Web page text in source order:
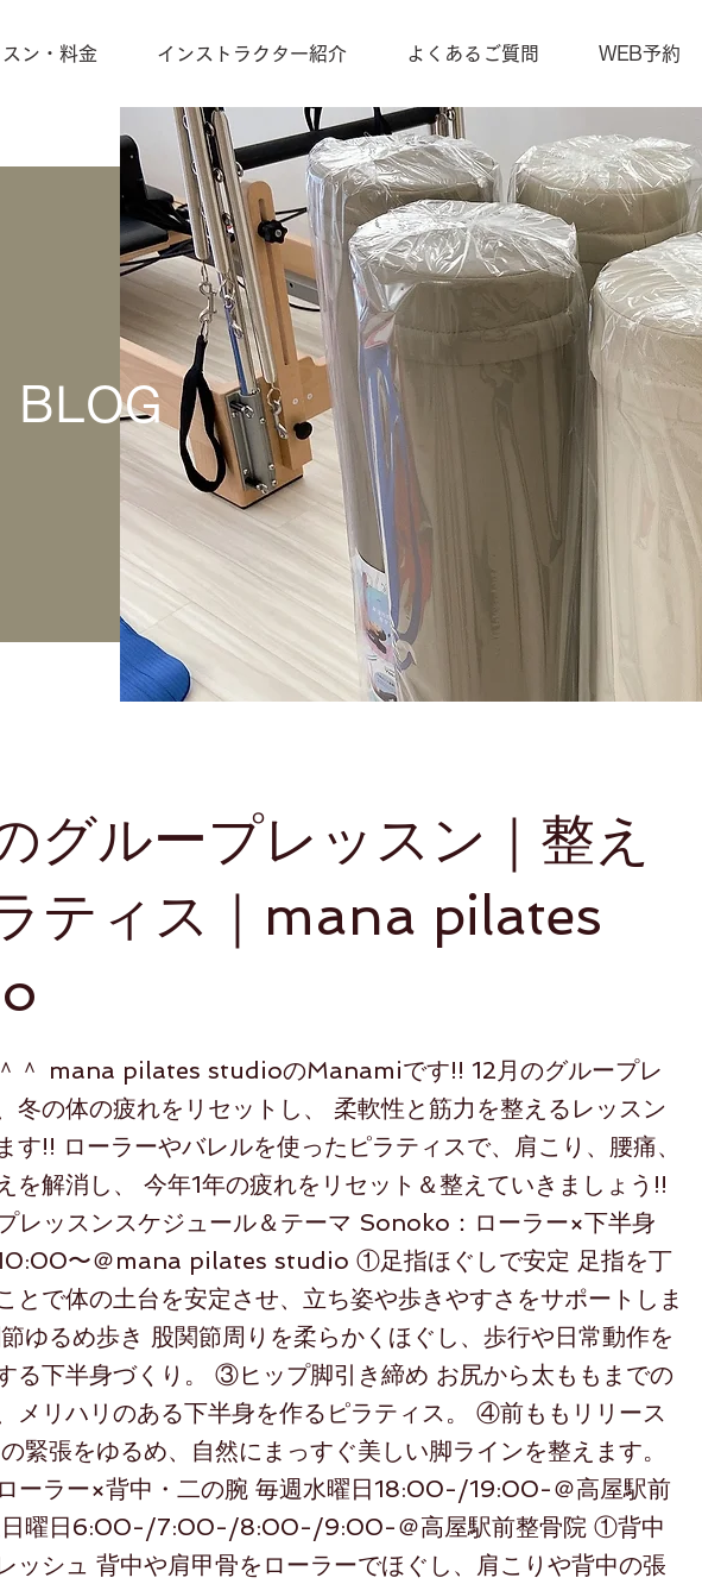
スン・料金 インストラクター紹介 よくあるご質問 WEB予約
BLOG
グループレッスン｜整え
ティス｜mana pilates
＾ mana pilates studioのManamiです!! 12月のグループレ
冬の体の疲れをリセットし、 柔軟性と筋力を整えるレッスン
す!! ローラーやバレルを使ったピラティスで、肩こり、腰痛、
を解消し、 今年1年の疲れをリセット＆整えていきましょう!!
レッスンスケジュール＆テーマ Sonoko：ローラー×下半身
〜＠mana pilates studio ①足指ほぐしで安定 足指を丁
とで体の土台を安定させ、立ち姿や歩きやすさをサポートしま
ゆるめ歩き 股関節周りを柔らかくほぐし、歩行や日常動作を
る下半身づくり。 ③ヒップ脚引き締め お尻から太ももまでの
メリハリのある下半身を作るピラティス。 ④前ももリリース
緊張をゆるめ、自然にまっすぐ美しい脚ラインを整えます。
ーラー×背中・二の腕 毎週水曜日18:00-/19:00-＠高屋駅前
日曜日6:00-/7:00-/8:00-/9:00-＠高屋駅前整骨院 ①背中
ッシュ 背中や肩甲骨をローラーでほぐし、肩こりや背中の張